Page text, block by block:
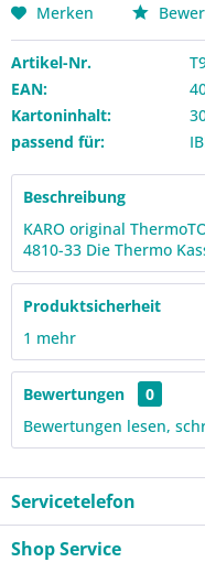
Merken
Artikel-Nr.
EAN:
Kartoninhalt:
passend für:
Beschreibung
KARO original
4810-33 Die Thermo
Produktsicherheit
1 mehr
Bewertungen
0
Bewertungen lesen,
Servicetelefon
Shop Service